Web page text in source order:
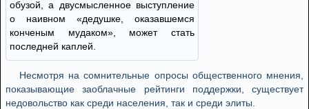
обузой, а двусмысленное выступление
о наивном «дедушке, оказавшемся
конченым мудаком», может стать
последней каплей.
Несмотря на сомнительные опросы общественного мнения,
показывающие заоблачные рейтинги поддержки, существует
недовольство как среди населения, так и среди элиты.